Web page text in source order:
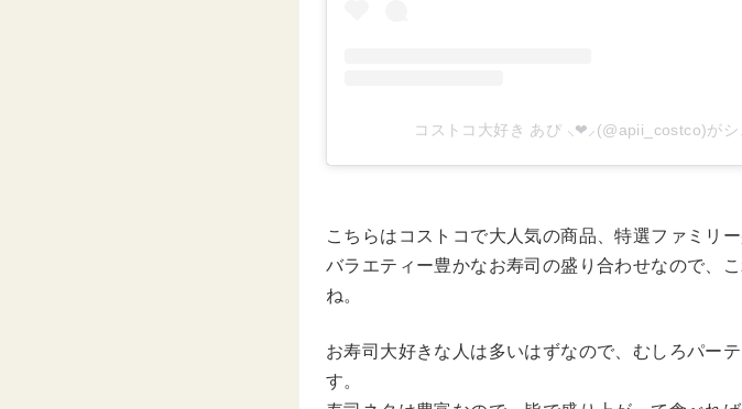
コストコ大好き あぴ ⸜❤︎⸝‍(@apii_costco)がシ
こちらはコストコで大人気の商品、特選ファミリ
バラエティー豊かなお寿司の盛り合わせなので、
ね。
お寿司大好きな人は多いはずなので、むしろパー
す。